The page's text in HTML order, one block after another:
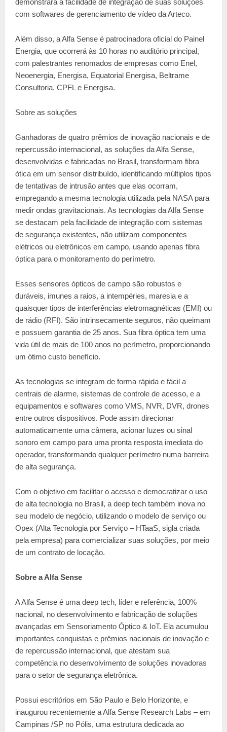
demonstrará a facilidade de integração de suas soluções
com softwares de gerenciamento de vídeo da Arteco.
Além disso, a Alfa Sense é patrocinadora oficial do Painel
Energia, que ocorrerá às 10 horas no auditório principal,
com palestrantes renomados de empresas como Enel,
Neoenergia, Energisa, Equatorial Energisa, Beltrame
Consultoria, CPFL e Energisa.
Sobre as soluções
Ganhadoras de quatro prêmios de inovação nacionais e de
repercussão internacional, as soluções da Alfa Sense,
desenvolvidas e fabricadas no Brasil, transformam fibra
ótica em um sensor distribuído, identificando múltiplos tipos
de tentativas de intrusão antes que elas ocorram,
empregando a mesma tecnologia utilizada pela NASA para
medir ondas gravitacionais. As tecnologias da Alfa Sense
se destacam pela facilidade de integração com sistemas
de segurança existentes, não utilizam componentes
elétricos ou eletrônicos em campo, usando apenas fibra
óptica para o monitoramento do perímetro.
Esses sensores ópticos de campo são robustos e
duráveis, imunes a raios, a intempéries, maresia e a
quaisquer tipos de interferências eletromagnéticas (EMI) ou
de rádio (RFI). São intrinsecamente seguros, não queimam
e possuem garantia de 25 anos. Sua fibra óptica tem uma
vida útil de mais de 100 anos no perímetro, proporcionando
um ótimo custo benefício.
As tecnologias se integram de forma rápida e fácil a
centrais de alarme, sistemas de controle de acesso, e a
equipamentos e softwares como VMS, NVR, DVR, drones
entre outros dispositivos. Pode assim direcionar
automaticamente uma câmera, acionar luzes ou sinal
sonoro em campo para uma pronta resposta imediata do
operador, transformando qualquer perímetro numa barreira
de alta segurança.
Com o objetivo em facilitar o acesso e democratizar o uso
de alta tecnologia no Brasil, a deep tech também inova no
seu modelo de negócio, utilizando o modelo de serviço ou
Opex (Alta Tecnologia por Serviço – HTaaS, sigla criada
pela empresa) para comercializar suas soluções, por meio
de um contrato de locação.
Sobre a Alfa Sense
A Alfa Sense é uma deep tech, líder e referência, 100%
nacional, no desenvolvimento e fabricação de soluções
avançadas em Sensoriamento Óptico & IoT. Ela acumulou
importantes conquistas e prêmios nacionais de inovação e
de repercussão internacional, que atestam sua
competência no desenvolvimento de soluções inovadoras
para o setor de segurança eletrônica.
Possui escritórios em São Paulo e Belo Horizonte, e
inaugurou recentemente a Alfa Sense Research Labs – em
Campinas /SP no Pólis, uma estrutura dedicada ao